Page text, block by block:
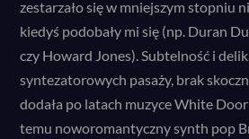
zestarzało się w mniejszym stopniu
kiedyś podobały mi się (np. Duran
czy Howard Jones). Subtelność i
syntezatorowych pasaży, brak
dodała po latach muzyce White
temu noworomantyczny synth pop